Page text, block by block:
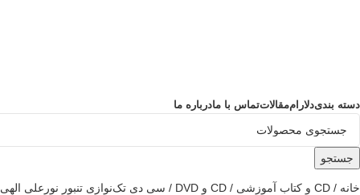
دسته بندیدلاراممقالاتتماس با مادرباره ما
جستجو
خانه CD و کتاب آموزشی CD و DVD
سی دی تک‌نوازی تنبور نورعلی الهی ۲